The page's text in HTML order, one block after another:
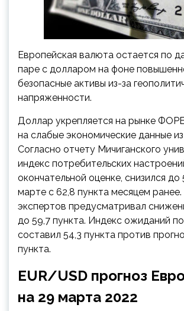
Европейская валюта остается по
паре с долларом на фоне
безопасные активы из-за
напряженности.
Доллар укрепляется на рынке
на слабые экономические данные
Согласно отчету Мичиганского
индекс потребительских
окончательной оценке, снизился до
марте с 62,8 пункта месяцем ранее.
экспертов предусматривал
до 59,7 пункта. Индекс ожиданий
составил 54,3 пункта против
пункта.
EUR/USD прогноз
на 29 марта 2022